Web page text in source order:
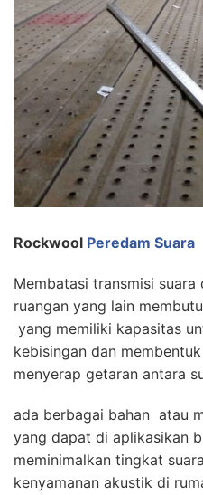
Rockwool Peredam Suara
Membatasi transmisi
ruangan yang lain
yang memiliki kapasitas
kebisingan dan
menyerap getaran antara
ada berbagai bahan atau
yang dapat di aplikasikan
meminimalkan tingkat
kenyamanan akustik di